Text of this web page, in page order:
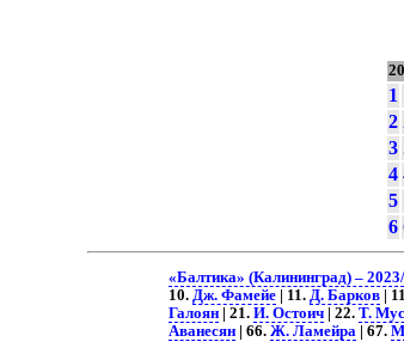
1
2
3
4
5
6
«Балтика» (Калининград) –
10. Дж. Фамейе| 11. Д. Барков|
Галоян| 21. И. Остоич| 22. Т.
Аванесян| 66. Ж. Ламейра | 67.